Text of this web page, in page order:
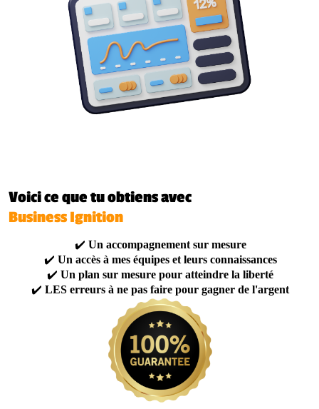
Voici ce que tu obtiens avec
Business Ignition
✔️ Un accompagnement sur mesure
✔️ Un accès à mes équipes et leurs connaissances
✔️ Un plan sur mesure pour atteindre la liberté
✔️ LES erreurs à ne pas faire pour gagner de l'argent